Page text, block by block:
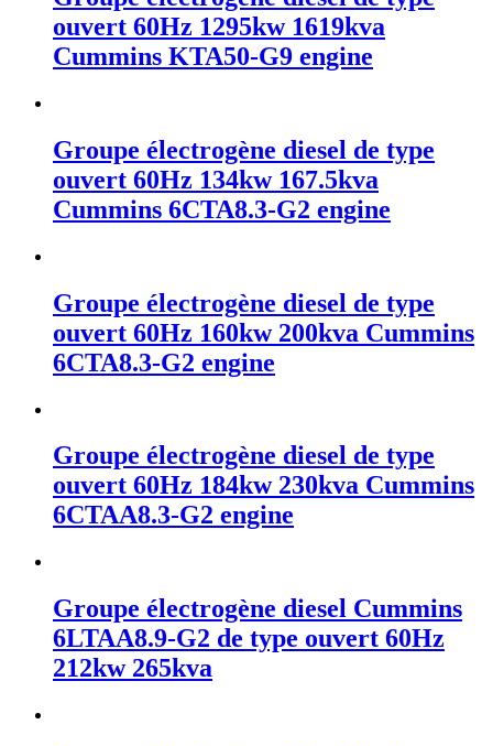
ouvert 60Hz 1295kw 1619kva
Cummins KTA50-G9 engine
Groupe électrogène diesel de type
ouvert 60Hz 134kw 167.5kva
Cummins 6CTA8.3-G2 engine
Groupe électrogène diesel de type
ouvert 60Hz 160kw 200kva Cummins
6CTA8.3-G2 engine
Groupe électrogène diesel de type
ouvert 60Hz 184kw 230kva Cummins
6CTAA8.3-G2 engine
Groupe électrogène diesel Cummins
6LTAA8.9-G2 de type ouvert 60Hz
212kw 265kva